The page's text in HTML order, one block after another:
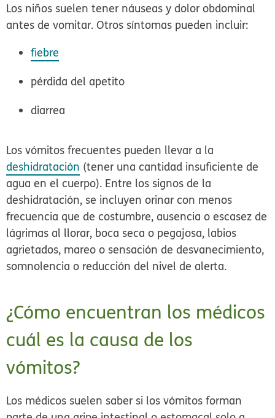
Los niños suelen tener náuseas y dolor obdominal
antes de vomitar. Otros síntomas pueden incluir:
fiebre
pérdida del apetito
diarrea
Los vómitos frecuentes pueden llevar a la
deshidratación (tener una cantidad insuficiente de
agua en el cuerpo). Entre los signos de la
deshidratación, se incluyen orinar con menos
frecuencia que de costumbre, ausencia o escasez de
lágrimas al llorar, boca seca o pegajosa, labios
agrietados, mareo o sensación de desvanecimiento,
somnolencia o reducción del nivel de alerta.
¿Cómo encuentran los médicos
cuál es la causa de los
vómitos?
Los médicos suelen saber si los vómitos forman